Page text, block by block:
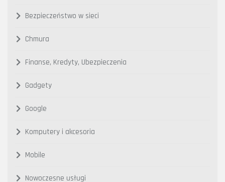
Bezpieczeństwo w sieci
Chmura
Finanse, Kredyty, Ubezpieczenia
Gadgety
Google
Komputery i akcesoria
Mobile
Nowoczesne usługi